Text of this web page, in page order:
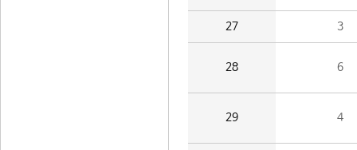
27 3
28 6
29 4